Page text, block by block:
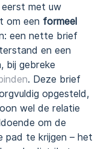
met uw
om een formeel
een nette brief
en een
bij gebreke
. Deze brief
opgesteld,
wel de relatie
om de
pad te krijgen – het